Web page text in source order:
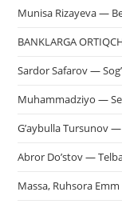
Munisa Rizayeva —
BANKLARGA
Sardor Safarov —
Muhammadziyo —
G’aybulla Tursunov
Abror Do’stov —
Massa, Ruhsora